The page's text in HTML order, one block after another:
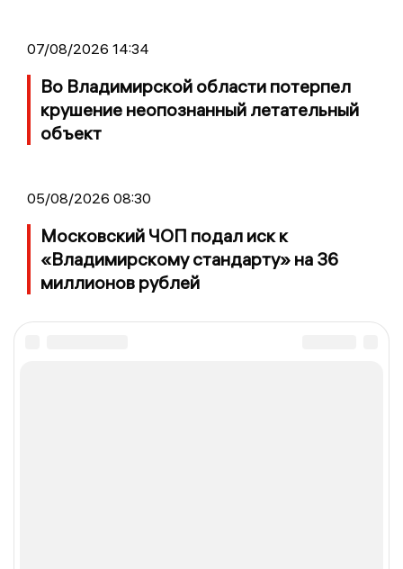
07/08/2026 14:34
Во Владимирской области потерпел
крушение неопознанный летательный
объект
05/08/2026 08:30
Московский ЧОП подал иск к
«Владимирскому стандарту» на 36
миллионов рублей